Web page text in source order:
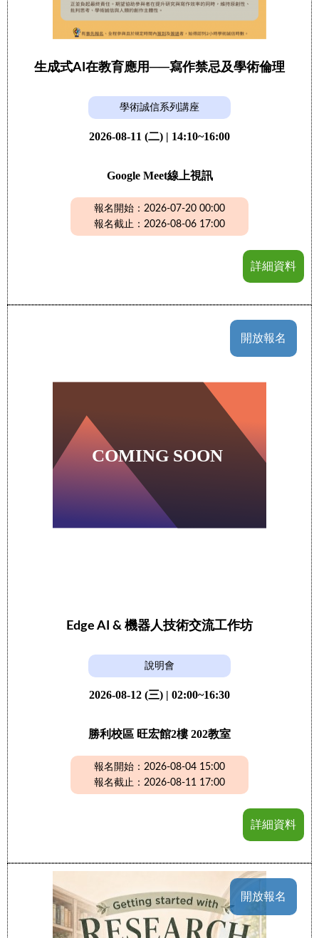
生成式AI在教育應用──寫作禁忌及學術倫理
學術誠信系列講座
2026-08-11 (二) | 14:10~16:00
Google Meet線上視訊
報名開始：2026-07-20 00:00
報名截止：2026-08-06 17:00
詳細資料
開放報名
Edge AI & 機器人技術交流工作坊
說明會
2026-08-12 (三) | 02:00~16:30
勝利校區 旺宏館2樓 202教室
報名開始：2026-08-04 15:00
報名截止：2026-08-11 17:00
詳細資料
開放報名